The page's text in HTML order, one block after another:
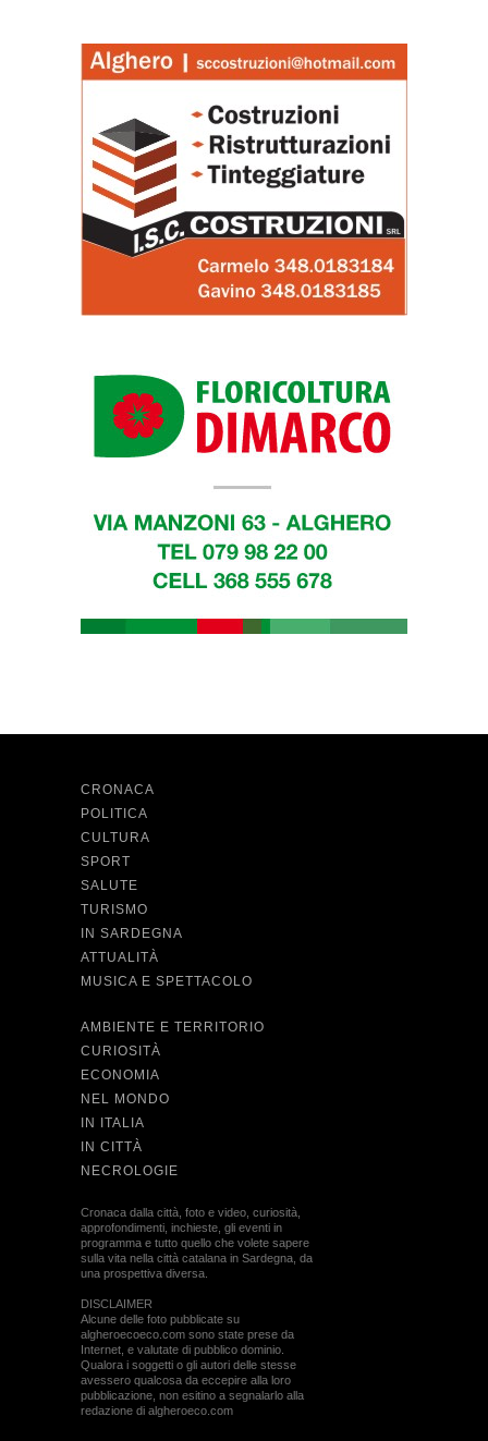
CRONACA
POLITICA
CULTURA
SPORT
SALUTE
TURISMO
IN SARDEGNA
ATTUALITÀ
MUSICA E SPETTACOLO
AMBIENTE E TERRITORIO
CURIOSITÀ
ECONOMIA
NEL MONDO
IN ITALIA
IN CITTÀ
NECROLOGIE
Cronaca dalla città, foto e video, curiosità,
approfondimenti, inchieste, gli eventi in
programma e tutto quello che volete sapere
sulla vita nella città catalana in Sardegna, da
una prospettiva diversa.
DISCLAIMER
Alcune delle foto pubblicate su
algheroecoeco.com sono state prese da
Internet, e valutate di pubblico dominio.
Qualora i soggetti o gli autori delle stesse
avessero qualcosa da eccepire alla loro
pubblicazione, non esitino a segnalarlo alla
redazione di algheroeco.com